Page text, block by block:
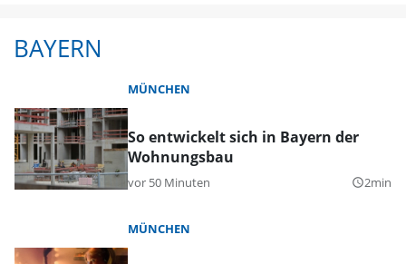
BAYERN
MÜNCHEN
So entwickelt sich in Bayern der
Wohnungsbau
vor 50 Minuten query_builder2min
MÜNCHEN